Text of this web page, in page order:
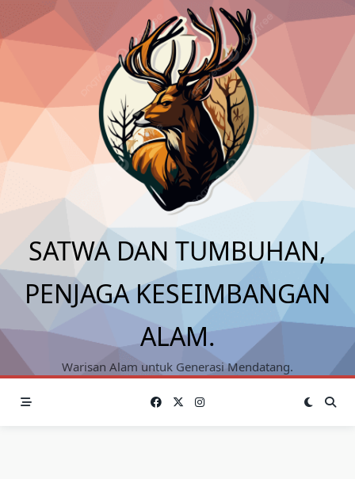
content
SATWA DAN TUMBUHAN,
PENJAGA KESEIMBANGAN
ALAM.
Warisan Alam untuk Generasi Mendatang.